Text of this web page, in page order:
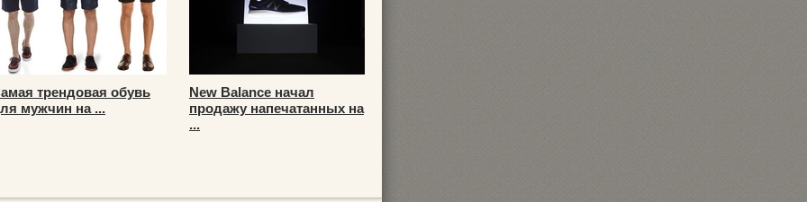
трендовая обувь
мужчин на ...
New Balance начал
продажу напечатанных на
...